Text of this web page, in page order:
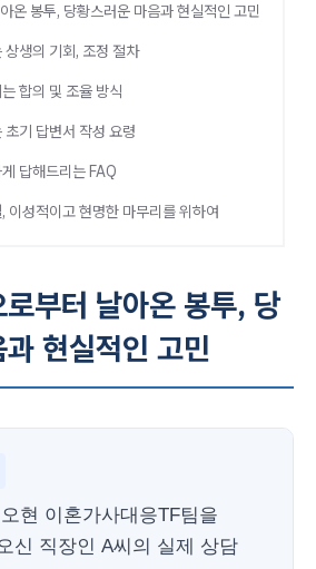
온 봉투, 당황스러운 마음과 현실적인 고민
생의 기회, 조정 절차
합의 및 조율 방식
기 답변서 작성 요령
답해드리는 FAQ
이성적이고 현명한 마무리를 위하여
부터 날아온 봉투, 당
현실적인 고민
현 이혼가사대응TF팀을
신 직장인 A씨의 실제 상담